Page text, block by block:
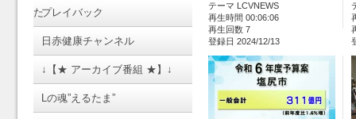
たプレイバック
日赤健康チャンネル
↓【★ アーカイブ番組 ★】↓
Lの魂”えるたま”
テーマ LCVNEWS
再生時間 00:06:06
再生回数 7
登録日 2024/12/13